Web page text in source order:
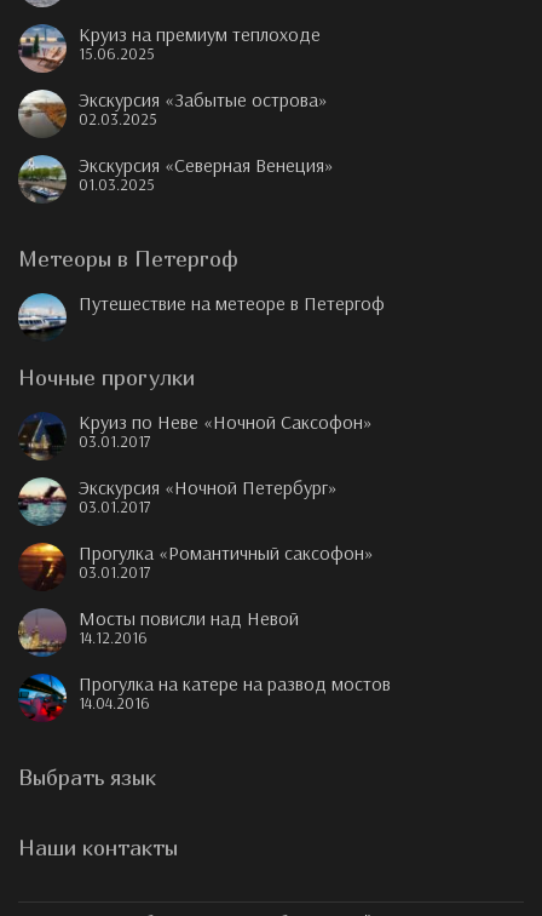
Круиз на премиум теплоходе
15.06.2025
Экскурсия «Забытые острова»
02.03.2025
Экскурсия «Северная Венеция»
01.03.2025
Метеоры в Петергоф
Путешествие на метеоре в Петергоф
Ночные прогулки
Круиз по Неве «Ночной Саксофон»
03.01.2017
Экскурсия «Ночной Петербург»
03.01.2017
Прогулка «Романтичный саксофон»
03.01.2017
Мосты повисли над Невой
14.12.2016
Прогулка на катере на развод мостов
14.04.2016
Выбрать язык
Наши контакты